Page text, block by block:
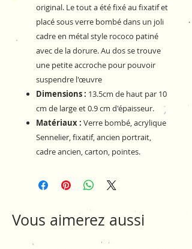
original. Le tout a été fixé au fixatif et
placé sous verre bombé dans un joli
cadre en métal style rococo patiné
avec de la dorure. Au dos se trouve
une petite accroche pour pouvoir
suspendre l'œuvre
Dimensions : 13.5cm de haut par 10
cm de large et 0.9 cm d'épaisseur.
Matériaux : Verre bombé, acrylique
Sennelier, fixatif, ancien portrait,
cadre ancien, carton, pointes.
Vous aimerez aussi